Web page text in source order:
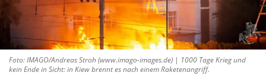
Foto: IMAGO/Andreas Stroh (www.imago-images.de) | 1000 Tage Krieg und
kein Ende in Sicht: in Kiew brennt es nach einem Raketenangriff.